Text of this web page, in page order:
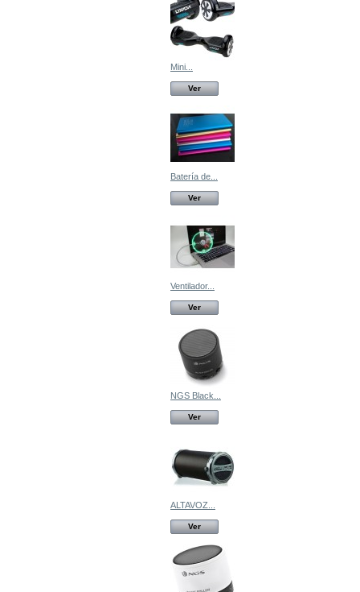
Mini...
Ver
Batería de...
Ver
Ventilador...
Ver
NGS Black...
Ver
ALTAVOZ...
Ver